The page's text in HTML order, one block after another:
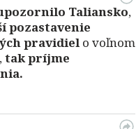
Taliansko,
pozastavenie
pravidiel o voľnom
tak príjme